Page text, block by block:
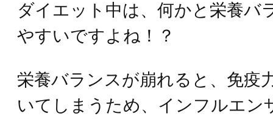
ダイエット中は、何かと栄養バ
やすいですよね！？
栄養バランスが崩れると、免疫
いてしまうため、インフルエン